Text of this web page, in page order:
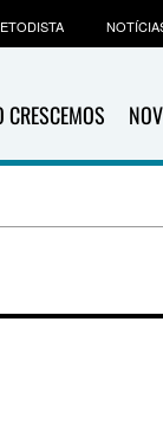
CRESCEMOS